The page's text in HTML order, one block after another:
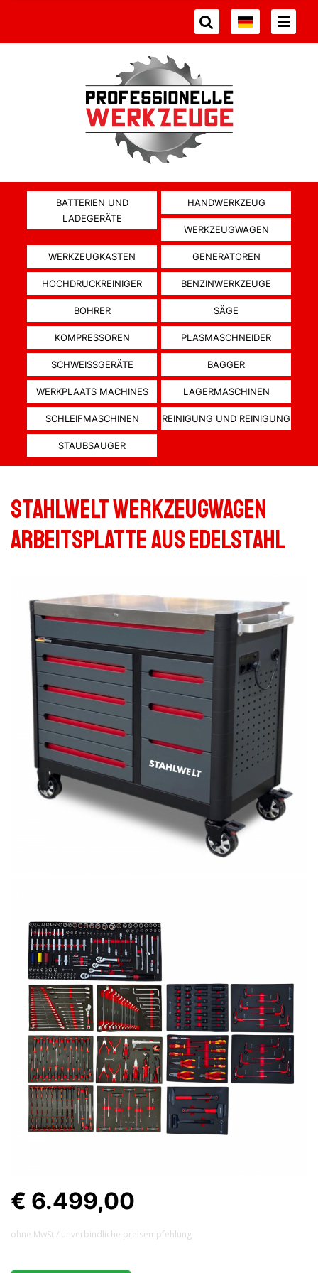
BATTERIEN UND
LADEGERÄTE
HANDWERKZEUG
WERKZEUGWAGEN
WERKZEUGKASTEN GENERATOREN
HOCHDRUCKREINIGER BENZINWERKZEUGE
BOHRER SÄGE
KOMPRESSOREN PLASMASCHNEIDER
SCHWEISSGERÄTE BAGGER
WERKPLAATS MACHINES LAGERMASCHINEN
SCHLEIFMASCHINEN REINIGUNG UND REINIGUNG
STAUBSAUGER
Stahlwelt Werkzeugwagen
Arbeitsplatte aus Edelstahl
€ 6.499,00
ohne MwSt / unverbindliche preisempfehlung